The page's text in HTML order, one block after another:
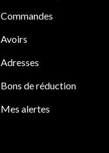
Commandes
Avoirs
Adresses
Bons de réduction
Mes alertes